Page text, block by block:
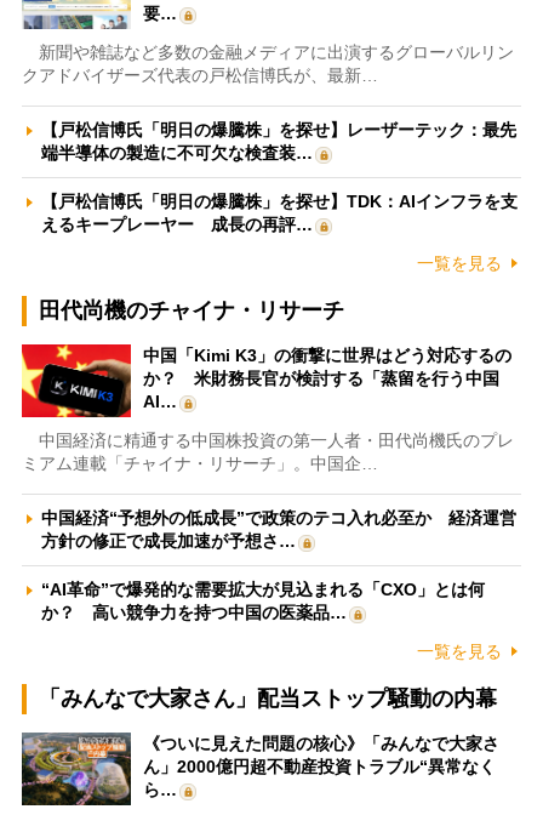
要…
新聞や雑誌など多数の金融メディアに出演するグローバルリン
クアドバイザーズ代表の戸松信博氏が、最新…
【戸松信博氏「明日の爆騰株」を探せ】レーザーテック：最先
端半導体の製造に不可欠な検査装…
【戸松信博氏「明日の爆騰株」を探せ】TDK：AIインフラを支
えるキープレーヤー 成長の再評…
一覧を見る
田代尚機のチャイナ・リサーチ
中国「Kimi K3」の衝撃に世界はどう対応するの
か？ 米財務長官が検討する「蒸留を行う中国
AI…
中国経済に精通する中国株投資の第一人者・田代尚機氏のプレ
ミアム連載「チャイナ・リサーチ」。中国企…
中国経済“予想外の低成長”で政策のテコ入れ必至か 経済運営
方針の修正で成長加速が予想さ…
“AI革命”で爆発的な需要拡大が見込まれる「CXO」とは何
か？ 高い競争力を持つ中国の医薬品…
一覧を見る
「みんなで大家さん」配当ストップ騒動の内幕
《ついに見えた問題の核心》「みんなで大家さ
ん」2000億円超不動産投資トラブル“異常なく
ら…